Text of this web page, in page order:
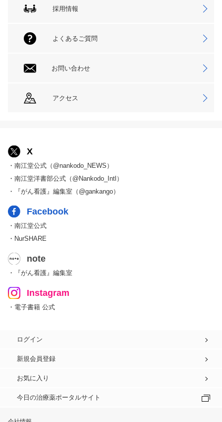
採用情報
よくあるご質問
お問い合わせ
アクセス
X
・南江堂公式（@nankodo_NEWS）
・南江堂洋書部公式（@Nankodo_Intl）
・『がん看護』編集室（@gankango）
Facebook
・南江堂公式
・NurSHARE
note
・『がん看護』編集室
Instagram
・電子書籍 公式
ログイン
新規会員登録
お気に入り
今日の治療薬ポータルサイト